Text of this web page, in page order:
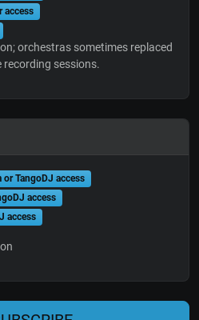
access
orchestras sometimes replaced
recording sessions.
or TangoDJ access
access
access